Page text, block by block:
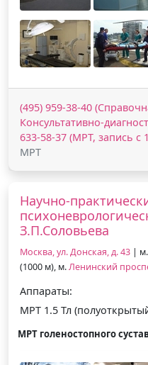
(495) 959-38-40
Консультативно-
633-58-37 (МРТ, запись с
МРТ
Научно-
З.П.Соловьева
Москва, ул. Донская, д. 43 | м.
(1000 м), м.Ленинский
Аппараты:
МРТ 1.5 Тл
МРТ голеностопного